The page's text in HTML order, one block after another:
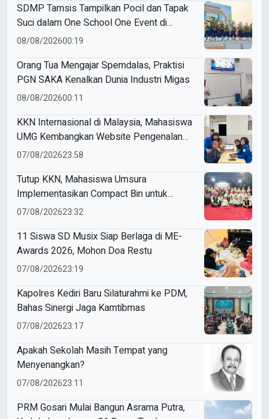
SDMP Tamsis Tampilkan Pocil dan Tapak
Suci dalam One School One Event di
Mojokerto
08/08/202600:19
Orang Tua Mengajar Spemdalas, Praktisi
PGN SAKA Kenalkan Dunia Industri Migas
08/08/202600:11
KKN Internasional di Malaysia, Mahasiswa
UMG Kembangkan Website Pengenalan
Budaya Indonesia
07/08/202623:58
Tutup KKN, Mahasiswa Umsura
Implementasikan Compact Bin untuk
Sampah Anorganik di Ketabang
07/08/202623:32
11 Siswa SD Musix Siap Berlaga di ME-
Awards 2026, Mohon Doa Restu
07/08/202623:19
Kapolres Kediri Baru Silaturahmi ke PDM,
Bahas Sinergi Jaga Kamtibmas
07/08/202623:17
Apakah Sekolah Masih Tempat yang
Menyenangkan?
07/08/202623:11
PRM Gosari Mulai Bangun Asrama Putra,